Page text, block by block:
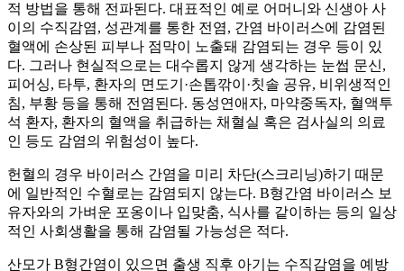
적 방법을 통해 전파된다. 대표적인 예로 어머니와 신생아 사
이의 수직감염, 성관계를 통한 전염, 간염 바이러스에 감염된
혈액에 손상된 피부나 점막이 노출돼 감염되는 경우 등이 있
다. 그러나 현실적으로는 대수롭지 않게 생각하는 눈썹 문신,
피어싱, 타투, 환자의 면도기·손톱깎이·칫솔 공유, 비위생적인
침, 부황 등을 통해 전염된다. 동성연애자, 마약중독자, 혈액투
석 환자, 환자의 혈액을 취급하는 채혈실 혹은 검사실의 의료
인 등도 감염의 위험성이 높다.
헌혈의 경우 바이러스 간염을 미리 차단(스크리닝)하기 때문
에 일반적인 수혈로는 감염되지 않는다. B형간염 바이러스 보
유자와의 가벼운 포옹이나 입맞춤, 식사를 같이하는 등의 일상
적인 사회생활을 통해 감염될 가능성은 적다.
산모가 B형간염이 있으면 출생 직후 아기는 수직감염을 예방